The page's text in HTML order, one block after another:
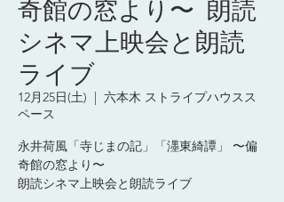
奇館の窓より〜 朗読
シネマ上映会と朗読
ライブ
12月25日(土)
  |
六本木 ストライプハウスス
ペース
永井荷風「寺じまの記」「濹東綺譚」 〜偏
奇館の窓より〜
朗読シネマ上映会と朗読ライブ